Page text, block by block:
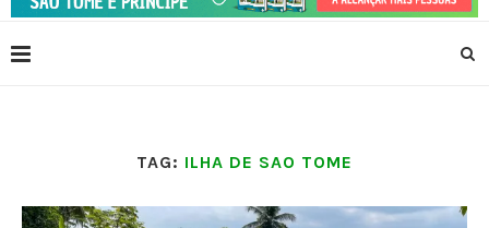
TAG: ILHA DE SAO TOME